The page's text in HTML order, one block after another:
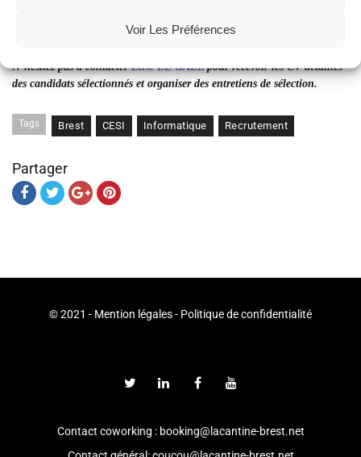
Voir Les Préférences
N’hésitez pas à contacterElise LE GALLpour recevoir les CV détaillés
des candidats sélectionnés et organiser des entretiens de sélection.
Tags Brest CESI Informatique Recrutement
Partager
© 2021 - Mention légales- Politique de confidentialité
Contact coworking : booking@lacantine-brest.net